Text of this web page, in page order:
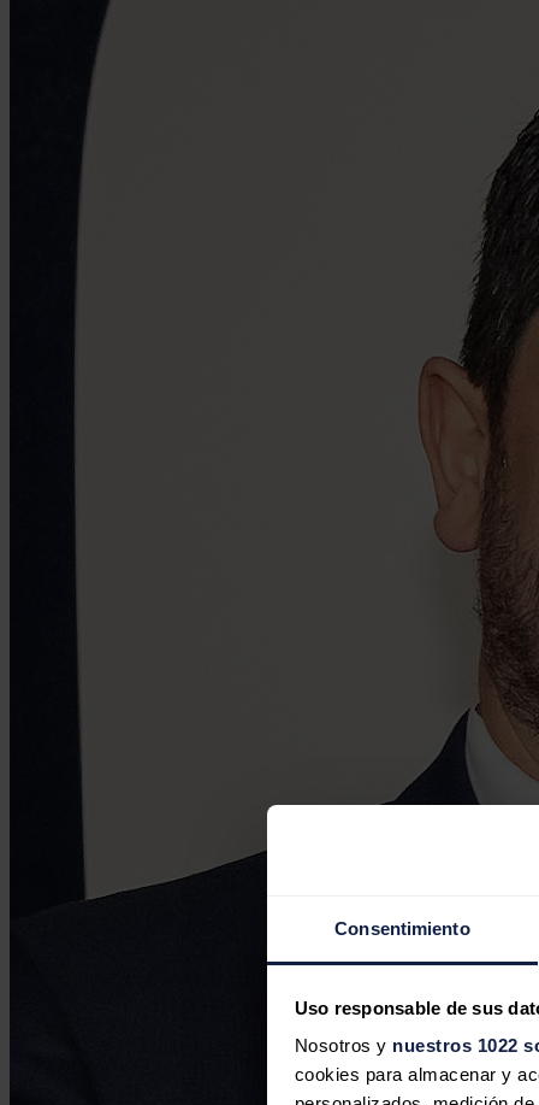
Consentimiento
Uso responsable de sus
Nosotros y nuestros 1022
cookies para almacenar y